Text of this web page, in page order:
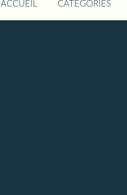
ACCUEIL CATÉGORIES